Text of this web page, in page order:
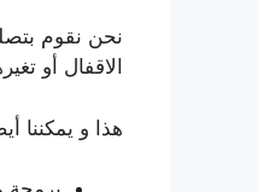
نحن نقوم
الاقفال أو
هذا و يمكننا